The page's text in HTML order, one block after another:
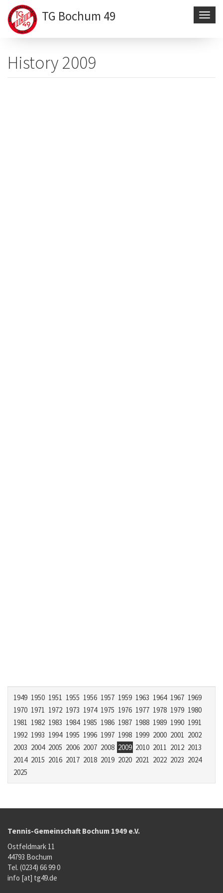
Inhalt
TG Bochum 49
History 2009
1949 1950 1951 1955 1956 1957 1959 1963 1964 1967 1969
1970 1971 1972 1973 1974 1975 1976 1977 1978 1979 1980
1981 1982 1983 1984 1985 1986 1987 1988 1989 1990 1991
1992 1993 1994 1995 1996 1997 1998 1999 2000 2001 2002
2003 2004 2005 2006 2007 2008 2009 2010 2011 2012 2013
2014 2015 2016 2017 2018 2019 2020 2021 2022 2023 2024
2025
Tennis-Gemeinschaft Bochum 1949 e.V.
Ostfeldmark 11
44793 Bochum
Tel. (0234) 66 99 0
info [at] tg49.de